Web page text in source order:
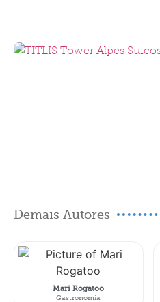
Demais Autores
Mari Rogatoo
Gastronomia